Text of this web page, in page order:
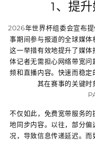
1、提
2026年世界杯组委会宣布
事期间参与报道的全球媒体
这一举措有效地提升了媒
体记者无需担心网络带宽
频和直播内容。快速而稳
其在赛事的关键时
不仅如此，免费宽带服务
地同步内容。以往，部分
况，导致信息传递延迟。